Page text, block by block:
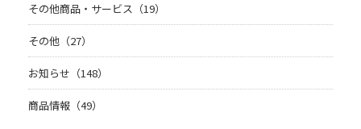
その他商品・サービス（19）
その他（27）
お知らせ（148）
商品情報（49）